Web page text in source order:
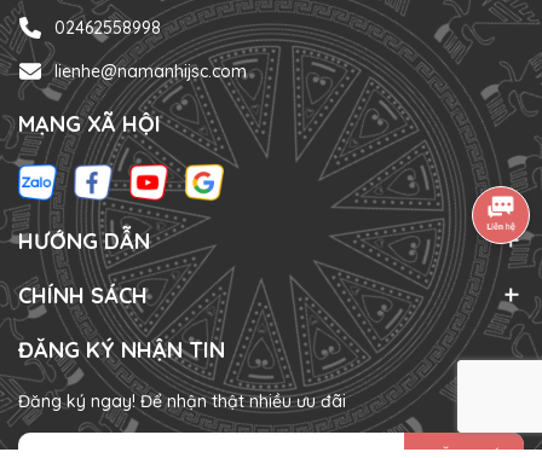
02462558998
lienhe@namanhijsc.com
MẠNG XÃ HỘI
HƯỚNG DẪN
CHÍNH SÁCH
ĐĂNG KÝ NHẬN TIN
Đăng ký ngay! Để nhận thật nhiều ưu đãi